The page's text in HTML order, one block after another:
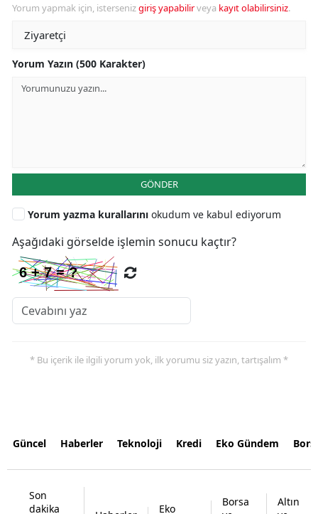
Yorum yapmak için, istersenizgiriş yapabilirveya kayıt olabilirsiniz.
Yorum Yazın (500 Karakter)
GÖNDER
Yorum yazma kurallarını okudum ve kabul ediyorum
Aşağıdaki görselde işlemin sonucu kaçtır?
* Bu içerik ile ilgili yorum yok, ilk yorumu siz yazın, tartışalım *
Güncel Haberler Teknoloji Kredi Eko Gündem
Son
dakika
Eko
Borsa
Altın